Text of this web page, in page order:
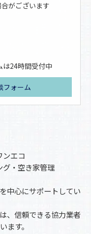
がございます
は24時間受付中
フォーム
ンエコ
グ・空き家管理
中心にサポートしてい
、信頼できる協力業者
ます。